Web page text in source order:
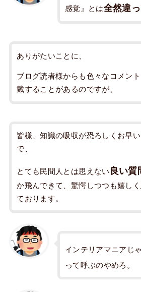
感覚』とは全然違
ありがたいことに、
ブログ読者様からも色々なコメン
戴することがあるのですが、
皆様、知識の吸収が恐ろしくお早い
で、
とても民間人とは思えない 良い質
か飛んできて、驚愕しつつも嬉し
ております。
インテリアマニアじ
って呼ぶのやめろ。